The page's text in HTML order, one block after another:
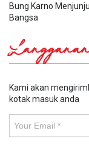
Bung Karno
Bangsa
Kami akan
kotak masuk anda